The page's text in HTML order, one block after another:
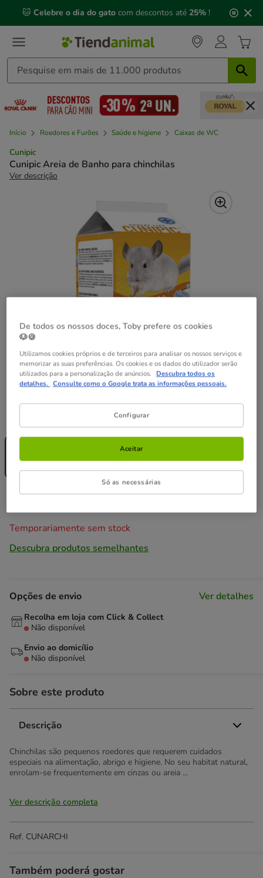
mensagem,
🐱 Celebre o dia do gato com descontos até 25% !
Início Roedores e Furões Saúde e higiene Caixas de WC
Cunipic
Cunipic Areia de Banho para chinchilas
Ver descrição
Sem Stock
8.99€
(8.99€ / kg)
8.99€
Temporariamente sem stock
Descubra produtos semelhantes
Opções de envio Ver detalhes
Recolha em loja com Click & Collect
Não disponível
Envio ao domicílio
Não disponível
Sobre este produto
Descrição
Chinchilas são pequenos roedores que requerem cuidados
especiais na alimentação, abrigo e higiene. No seu habitat natural,
enrolam-se frequentemente em cinzas ou areia ...
Ver descrição completa
Ref. CUNARCHI
Também poderá gostar
De todos os nossos doces, Toby prefere os cookies
🐶🍪
Utilizamos cookies próprios e de terceiros para analisar os nossos serviços e
memorizar as suas preferências. Os cookies e os dados do utilizador serão
utilizados para a personalização de anúncios. Descubra todos os
detalhes. Consulte como o Google trata as informações pessoais.
Configurar
Só as necessárias
Aceitar